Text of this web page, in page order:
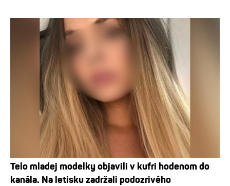
Telo mladej modelky objavili v kufri hodenom do
kanála. Na letisku zadržali podozrivého